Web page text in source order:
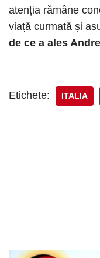
atenția rămâne
viață curmată și
de ce a ales
Etichete: ITALIA